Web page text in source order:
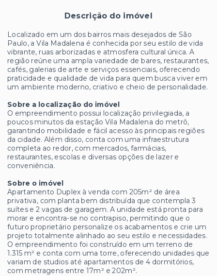
Descrição do imóvel
Localizado em um dos bairros mais desejados de São
Paulo, a Vila Madalena é conhecida por seu estilo de vida
vibrante, ruas arborizadas e atmosfera cultural única. A
região reúne uma ampla variedade de bares, restaurantes,
cafés, galerias de arte e serviços essenciais, oferecendo
praticidade e qualidade de vida para quem busca viver em
um ambiente moderno, criativo e cheio de personalidade.
Sobre a localização do imóvel
O empreendimento possui localização privilegiada, a
poucos minutos da estação Vila Madalena do metrô,
garantindo mobilidade e fácil acesso às principais regiões
da cidade. Além disso, conta com uma infraestrutura
completa ao redor, com mercados, farmácias,
restaurantes, escolas e diversas opções de lazer e
conveniência.
Sobre o imóvel
Apartamento Duplex à venda com 205m² de área
privativa, com planta bem distribuída que contempla 3
suítes e 2 vagas de garagem. A unidade está pronta para
morar e encontra-se no contrapiso, permitindo que o
futuro proprietário personalize os acabamentos e crie um
projeto totalmente alinhado ao seu estilo e necessidades.
O empreendimento foi construído em um terreno de
1.315 m² e conta com uma torre, oferecendo unidades que
variam de studios até apartamentos de 4 dormitórios,
com metragens entre 17m² e 202m².